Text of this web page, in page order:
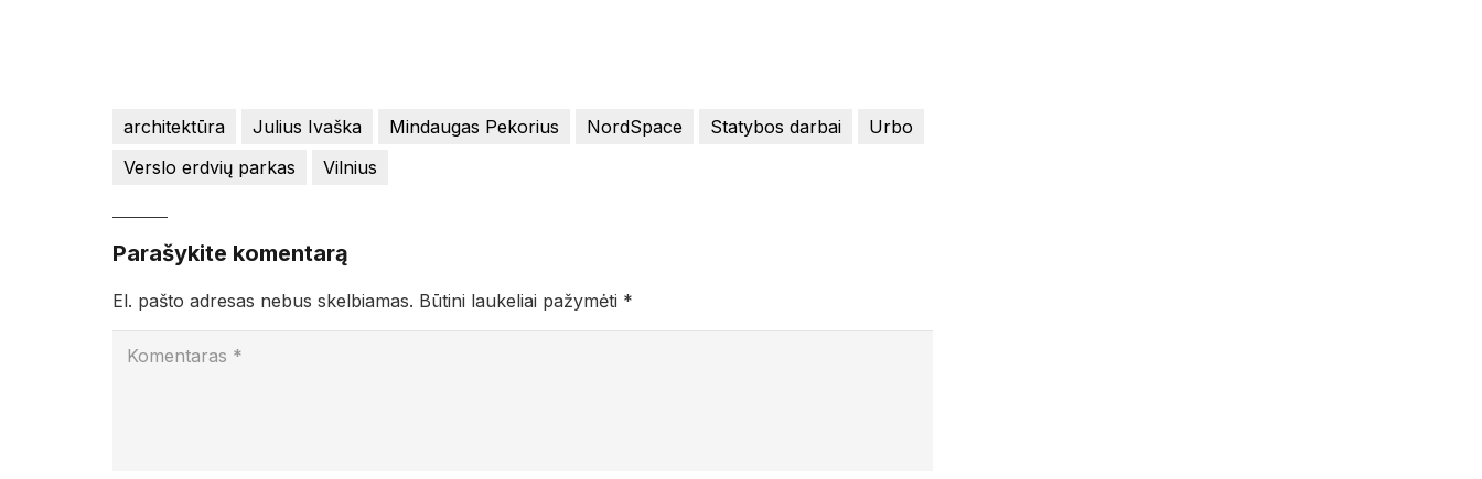
architektūra Julius Ivaška Mindaugas Pekorius NordSpace Statybos darbai
Urbo
Verslo erdvių parkas
Vilnius
Parašykite komentarą
El. pašto adresas nebus skelbiamas. Būtini laukeliai pažymėti *